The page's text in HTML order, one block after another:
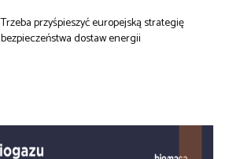
Trzeba przyśpieszyć europejską strategię
bezpieczeństwa dostaw energii